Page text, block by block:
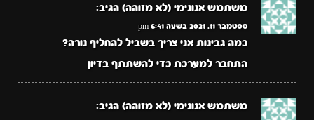
משתמש אנונימי (לא מזוהה) הגיב:
ספטמבר 11, 2021 בשעה 6:41 pm
כמה גבינות אני צריך בשביל להחליף נורה?
התחבר למערכת כדי להשתתף בדיון
משתמש אנונימי (לא מזוהה) הגיב: